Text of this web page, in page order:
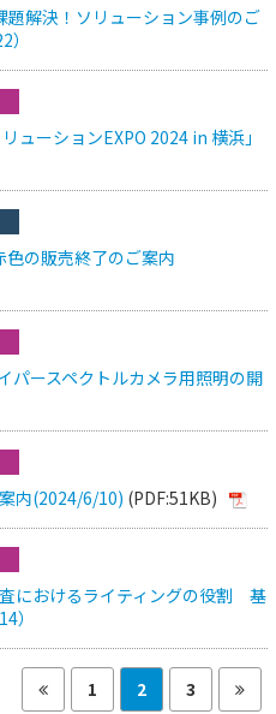
解決！ソリューション事例のご
ューションEXPO 2024 in 横浜」
の販売終了のご案内
パースペクトルカメラ用照明の開
内(2024/6/10) (PDF:51KB)
におけるライティングの役割 基
）
1 2 3